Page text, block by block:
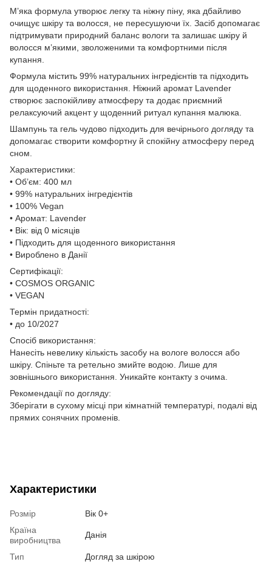
М’яка формула утворює легку та ніжну піну, яка дбайливо
очищує шкіру та волосся, не пересушуючи їх. Засіб допомагає
підтримувати природний баланс вологи та залишає шкіру й
волосся м’якими, зволоженими та комфортними після
купання.
Формула містить 99% натуральних інгредієнтів та підходить
для щоденного використання. Ніжний аромат Lavender
створює заспокійливу атмосферу та додає приємний
релаксуючий акцент у щоденний ритуал купання малюка.
Шампунь та гель чудово підходить для вечірнього догляду та
допомагає створити комфортну й спокійну атмосферу перед
сном.
Характеристики:
• Об’єм: 400 мл
• 99% натуральних інгредієнтів
• 100% Vegan
• Аромат: Lavender
• Вік: від 0 місяців
• Підходить для щоденного використання
• Вироблено в Данії
Сертифікації:
• COSMOS ORGANIC
• VEGAN
Термін придатності:
• до 10/2027
Спосіб використання:
Нанесіть невелику кількість засобу на вологе волосся або
шкіру. Спіньте та ретельно змийте водою. Лише для
зовнішнього використання. Уникайте контакту з очима.
Рекомендації по догляду:
Зберігати в сухому місці при кімнатній температурі, подалі від
прямих сонячних променів.
Характеристики
Розмір
Вік 0+
Країна
виробництва
Данія
Тип Догляд за шкірою